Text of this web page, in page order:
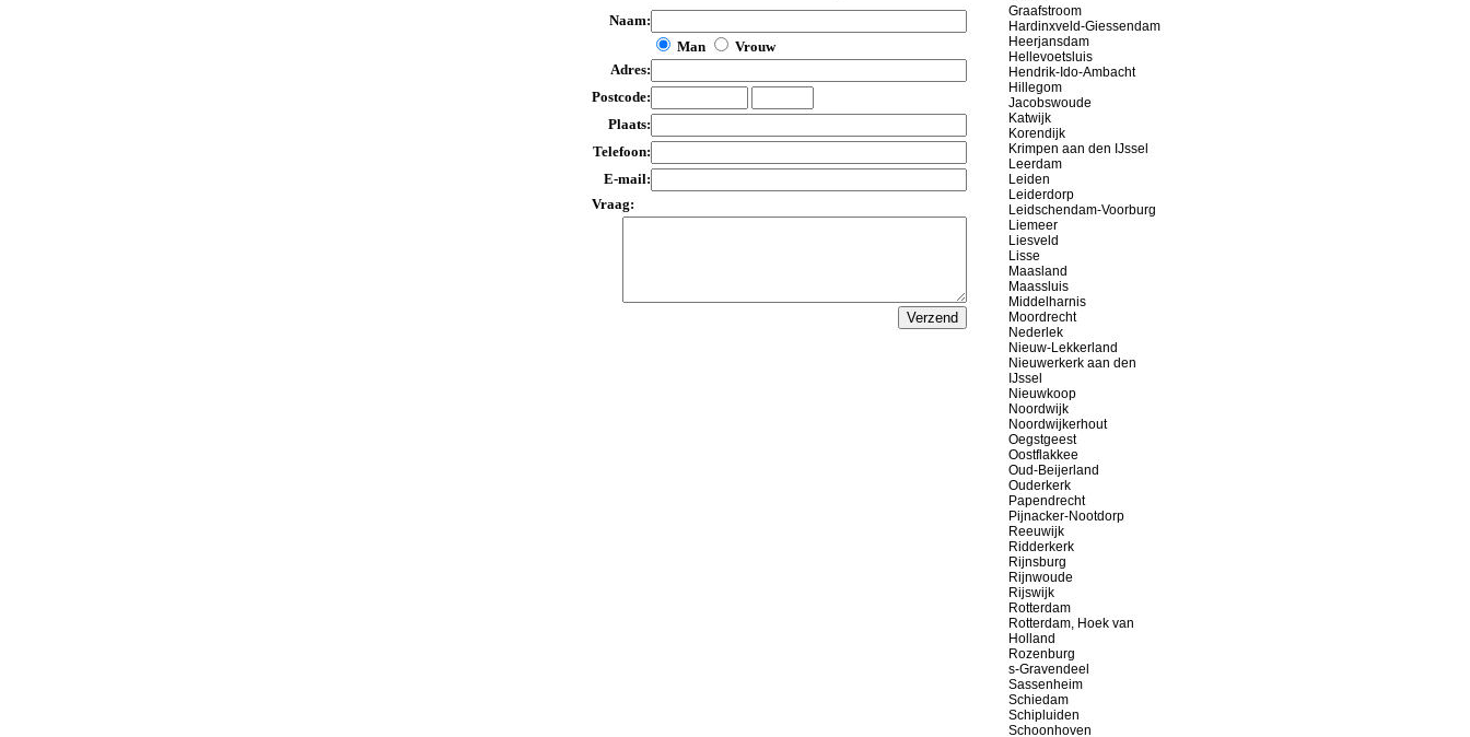
Naam:
Man
Vrouw
Adres:
Postcode:
Plaats:
Telefoon:
E-mail:
Vraag:
Graafstroom
Hardinxveld-Giessendam
Heerjansdam
Hellevoetsluis
Hendrik-Ido-Ambacht
Hillegom
Jacobswoude
Katwijk
Korendijk
Krimpen aan den IJssel
Leerdam
Leiden
Leiderdorp
Leidschendam-Voorburg
Liemeer
Liesveld
Lisse
Maasland
Maassluis
Middelharnis
Moordrecht
Nederlek
Nieuw-Lekkerland
Nieuwerkerk aan den
IJssel
Nieuwkoop
Noordwijk
Noordwijkerhout
Oegstgeest
Oostflakkee
Oud-Beijerland
Ouderkerk
Papendrecht
Pijnacker-Nootdorp
Reeuwijk
Ridderkerk
Rijnsburg
Rijnwoude
Rijswijk
Rotterdam
Rotterdam, Hoek van
Holland
Rozenburg
s-Gravendeel
Sassenheim
Schiedam
Schipluiden
Schoonhoven